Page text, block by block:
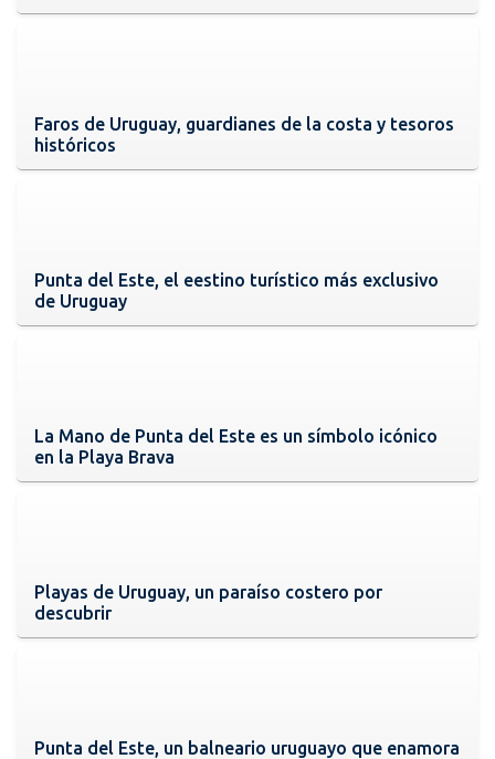
Faros de Uruguay, guardianes de la costa y tesoros
históricos
Punta del Este, el eestino turístico más exclusivo
de Uruguay
La Mano de Punta del Este es un símbolo icónico
en la Playa Brava
Playas de Uruguay, un paraíso costero por
descubrir
Punta del Este, un balneario uruguayo que enamora